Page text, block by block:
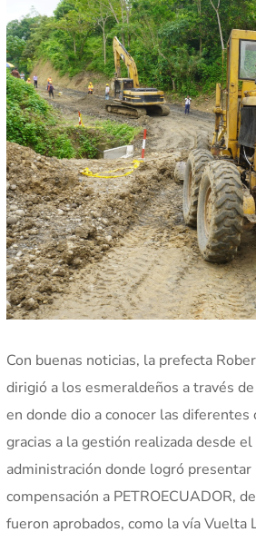
Con buenas noticias, la prefecta
dirigió a los esmeraldeños a través
en donde dio a conocer las diferentes
gracias a la gestión realizada desde
administración donde logró
compensación a PETROECUADOR,
fueron aprobados, como la vía Vuelta